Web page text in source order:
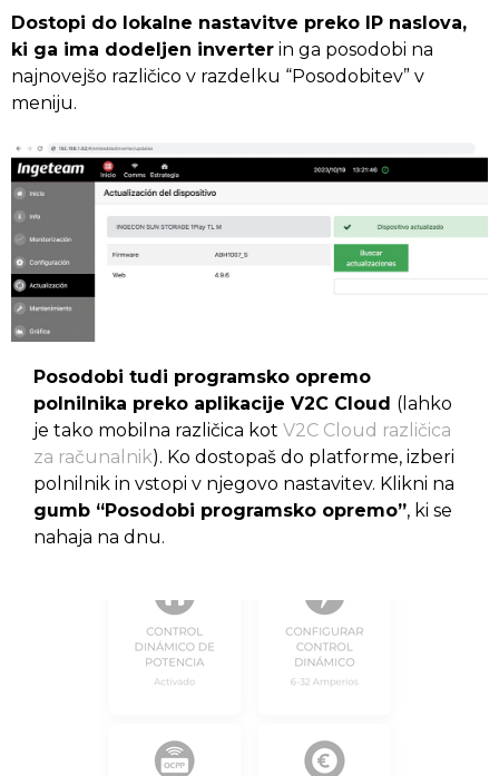
Dostopi do lokalne nastavitve preko IP naslova,
ki ga ima dodeljen inverter in ga posodobi na
najnovejšo različico v razdelku “Posodobitev” v
meniju.
Posodobi tudi programsko opremo
polnilnika preko aplikacije V2C Cloud (lahko
je tako mobilna različica kot V2C Cloud različica
za računalnik). Ko dostopaš do platforme, izberi
polnilnik in vstopi v njegovo nastavitev. Klikni na
gumb “Posodobi programsko opremo”, ki se
nahaja na dnu.